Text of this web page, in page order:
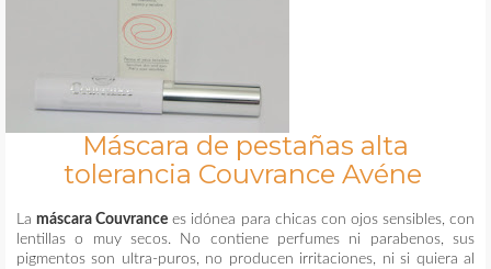
Máscara de pestañas alta
tolerancia Couvrance Avéne
Lamáscara Couvrance es idónea para chicas con ojos sensibles, con
lentillas o muy secos. No contiene perfumes ni parabenos, sus
pigmentos son ultra-puros, no producen irritaciones, ni si quiera al